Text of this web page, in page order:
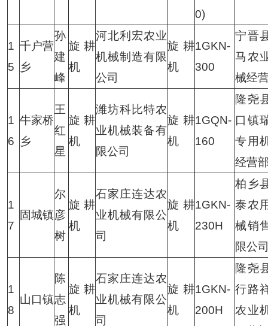
0)
1
5
千户营
乡
孙
建
峰
旋耕
机
河北利宏农业
机械制造有限
公司
旋耕
机
1GKN-
300
宁晋
马农
械经
1
6
牛家桥
乡
王
红
星
旋耕
机
潍坊科比特农
业机械装备有
限公司
旋耕
机
1GQN-
160
隆尧
口镇
专用
经营
1
7
固城镇
尔
彦
树
旋耕
机
石家庄连达农
业机械有限公
司
旋耕
机
1GKN-
230H
柏乡
泰农
械销
限公
1
8
山口镇
陈
志
强
旋耕
机
石家庄连达农
业机械有限公
司
旋耕
机
1GKN-
200H
隆尧
行路
农业